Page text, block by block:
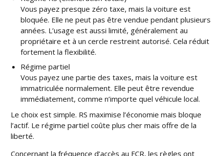
Vous payez presque zéro taxe, mais la voiture est
bloquée. Elle ne peut pas être vendue pendant plusieurs
années. L’usage est aussi limité, généralement au
propriétaire et à un cercle restreint autorisé. Cela réduit
fortement la flexibilité.
Régime partiel
Vous payez une partie des taxes, mais la voiture est
immatriculée normalement. Elle peut être revendue
immédiatement, comme n’importe quel véhicule local.
Le choix est simple. RS maximise l’économie mais bloque
l’actif. Le régime partiel coûte plus cher mais offre de la
liberté.
Concernant la fréquence d’accès au FCR, les règles ont